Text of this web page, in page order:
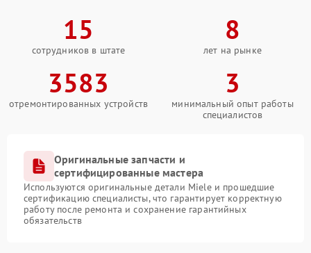
15
сотрудников в штате
8
лет на рынке
3583
отремонтированных устройств
3
минимальный опыт работы
специалистов
Оригинальные запчасти и
сертифицированные мастера
Используются оригинальные детали Miele и прошедшие
сертификацию специалисты, что гарантирует корректную
работу после ремонта и сохранение гарантийных
обязательств